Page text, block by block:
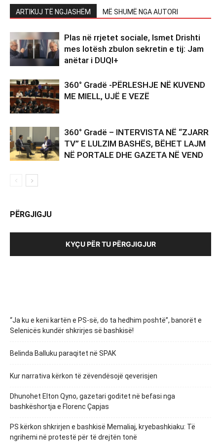
ARTIKUJ TË NGJASHËM MË SHUMË NGA AUTORI
Plas në rrjetet sociale, Ismet Drishti
mes lotësh zbulon sekretin e tij: Jam
anëtar i DUQI+
360° Gradë -PËRLESHJE NË KUVEND
ME MIELL, UJË E VEZË
360° Gradë – INTERVISTA NË “ZJARR
TV” E LULZIM BASHËS, BËHET LAJM
NË PORTALE DHE GAZETA NË VEND
PËRGJIGJU
KYÇU PËR TU PËRGJIGJUR
“Ja ku e keni kartën e PS-së, do ta hedhim poshtë”, banorët e
Selenicës kundër shkrirjes së bashkisë!
Belinda Balluku paraqitet në SPAK
Kur narrativa kërkon të zëvendësojë qeverisjen
Dhunohet Elton Qyno, gazetari goditet në befasi nga
bashkëshortja e Florenc Çapjas
PS kërkon shkrirjen e bashkisë Memaliaj, kryebashkiaku: Të
ngrihemi në protestë për të drejtën tonë